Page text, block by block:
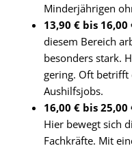
Minderjährigen
13,90 € bis
diesem Bereich
besonders stark.
gering. Oft betrifft
Aushilfsjobs.
16,00 € bis
Hier bewegt sich
Fachkräfte. Mit